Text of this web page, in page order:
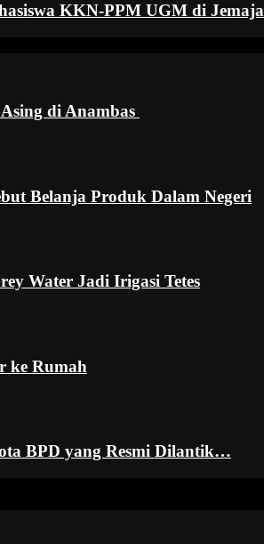
KKN-PPM UGM di Jemaja
di Anambas
Belanja Produk Dalam Negeri
Water Jadi Irigasi Tetes
ke Rumah
BPD yang Resmi Dilantik…